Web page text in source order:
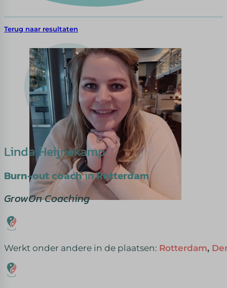
Terug naar resultaten
Linda Heijnekamp
Burn-out coachinRotterdam
GrowOn Coaching
Werkt onder andere in de plaatsen: Rotterdam,